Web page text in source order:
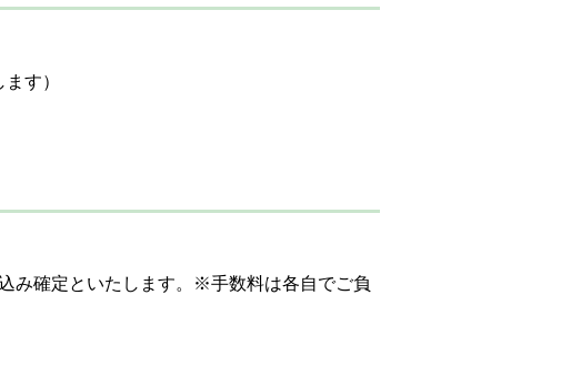
す）
み確定といたします。※手数料は各自でご負